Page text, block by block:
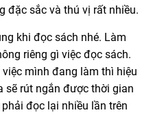
đặc sắc và thú vị rất nhiều.
khi đọc sách nhé. Làm
riêng gì việc đọc sách.
mình đang làm thì hiệu
sẽ rút ngắn được thời gian
đọc lại nhiều lần trên